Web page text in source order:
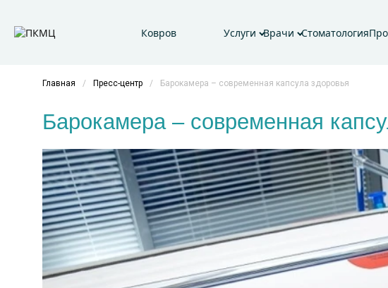
Ковров Услуги Врачи Стоматология
Главная / Пресс-центр / Барокамера – современная капсула здоровья
Барокамера – современная